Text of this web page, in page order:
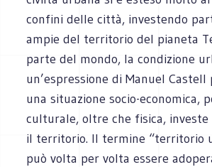
confini delle città, investendo
ampie del territorio del pianeta
parte del mondo, la condizione
un’espressione di Manuel
una situazione socio-economica,
culturale, oltre che fisica, investe
il territorio. Il termine “territorio
può volta per volta essere